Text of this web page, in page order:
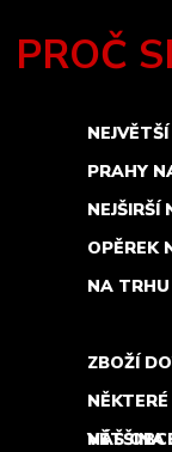
PROČ
PRAHY
OPĚREK
NA
ZBOŽÍ
NÁŠ
VĚTŠINA